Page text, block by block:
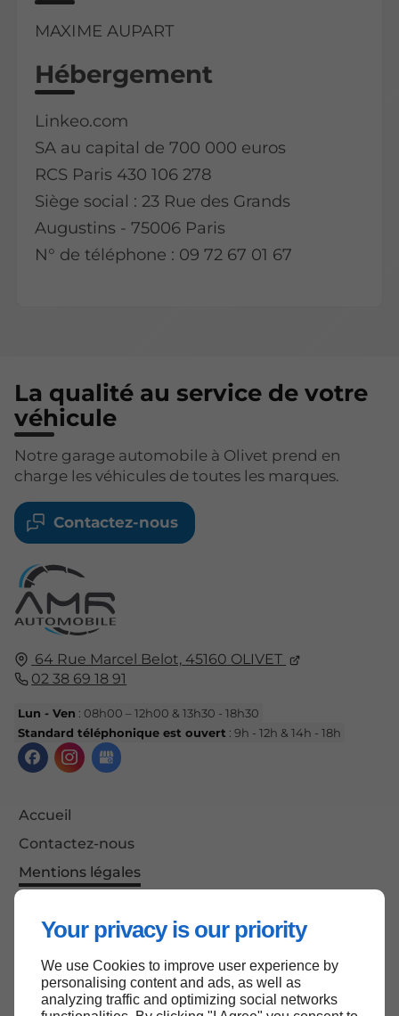
Your privacy is our priority
We use Cookies to improve user experience by
personalising content and ads, as well as
analyzing traffic and optimizing social networks
MAXIME AUPART
Hébergement
Linkeo.com
SA au capital de 700 000 euros
RCS Paris 430 106 278
Siège social : 23 Rue des Grands
Augustins - 75006 Paris
N° de téléphone : 09 72 67 01 67
64 Rue Marcel Belot, 45160 OLIVET
02 38 69 18 91
Lun - Ven : 08h00 – 12h00 & 13h30 - 18h30
Standard téléphonique est ouvert : 9h - 12h & 14h - 18h
Accueil
Contactez-nous
Mentions légales
La qualité au service de votre
véhicule
Notre garage automobile à Olivet prend en
charge les véhicules de toutes les marques.
Contactez-nous
Haut de page